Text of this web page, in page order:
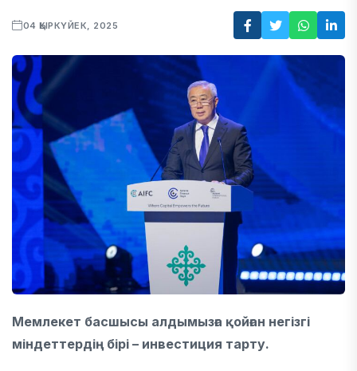
04 ҚЫРКҮЙЕК, 2025
Мемлекет басшысы алдымызға қойған негізгі
міндеттердің бірі – инвестиция тарту.